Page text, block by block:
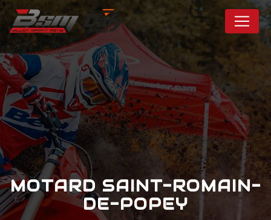
MOTARD SAINT-ROMAIN-
DE-POPEY
Panneau de gestion des cookies